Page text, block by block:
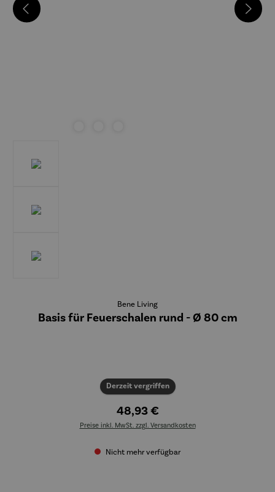
Bene Living
Basis für Feuerschalen rund - Ø 80 cm
Derzeit vergriffen
48,93 €
Preise inkl. MwSt. zzgl. Versandkosten
Nicht mehr verfügbar